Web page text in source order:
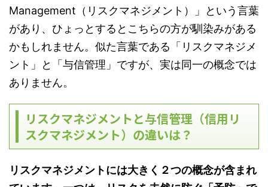
Management（リスクマネジメント）」という言葉
があり、ひょっとするとこちらの方が馴染みがある
かもしれません。似た言葉である「リスクマネジメ
ント」と「与信管理」ですが、実は同一の概念では
ありません。
リスクマネジメントと与信管理（信用リ
スクマネジメント）の違いは？
リスクマネジメントには大きく２つの概念が含まれ